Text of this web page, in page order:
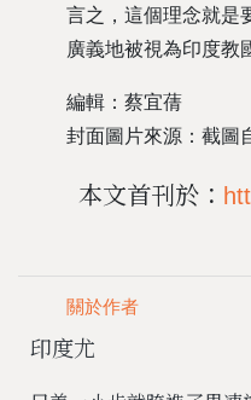
言之，這個理念就是
廣義地被視為印度教
編輯：蔡宜蒨
封面圖片來源：截圖
本文首刊於：
關於作者
印度尤